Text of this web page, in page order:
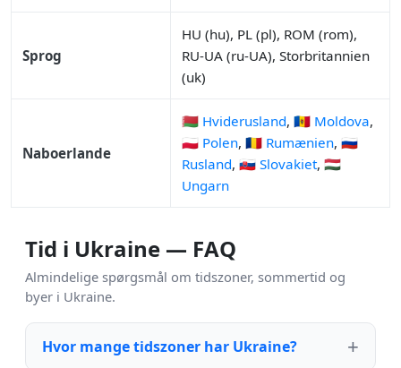
Sprog
HU (hu), PL (pl), ROM (rom),
RU-UA (ru-UA), Storbritannien
(uk)
Naboerlande
🇧🇾 Hviderusland, 🇲🇩 Moldova,
🇵🇱 Polen, 🇷🇴 Rumænien, 🇷🇺
Rusland, 🇸🇰 Slovakiet, 🇭🇺
Ungarn
Tid i Ukraine — FAQ
Almindelige spørgsmål om tidszoner, sommertid og
byer i Ukraine.
Hvor mange tidszoner har Ukraine?